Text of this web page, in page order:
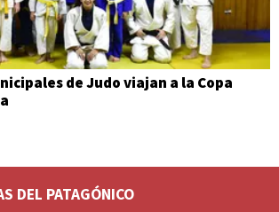
de Judo viajan a la Copa
DEL PATAGÓNICO